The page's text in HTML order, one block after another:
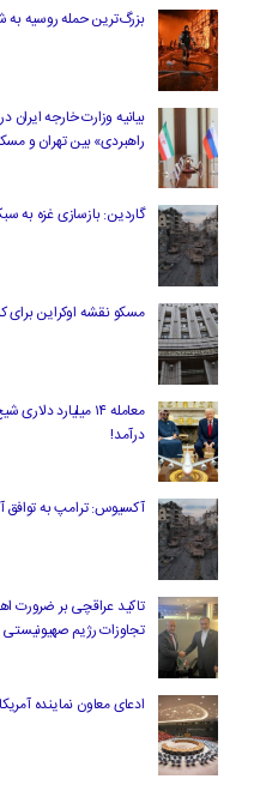
بزرگ‌ترین حمله روسیه به
بیانیه وزارت خارجه
راهبردی» بین تهران و
گاردین: بازسازی غزه به
مسکو نقشه اوکراین برای
معامله ۱۴
درآمد!
آکسیوس: ترامپ به توافق آتش‌بس در
تاکید عراقچی بر ضرورت
تجاوزات رژیم صهیونیستی
ادعای معاون نماینده